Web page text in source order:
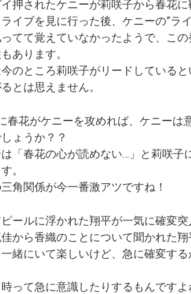
押されたケニーが莉咲子から春花に
イブを見に行った後、ケニーの”ラ
てて覚えていなかったようで、こ
あります。
のところ莉咲子がリードしている
とは思えません。
春花がケニーを攻めれば、ケニーは
ょうか？？
「春花の心が読めない…」と莉咲
。
角関係が今一番激アツですね！
ールに浮かれた翔平が一気に確変突
から香織のことについて聞かれた翔
一緒にいて楽しいけど、急に確変す
って急に意識したりするもんですよ